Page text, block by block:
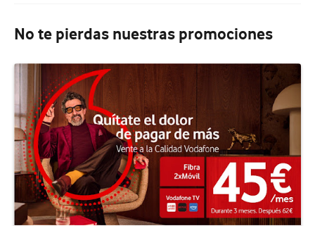
No te pierdas nuestras promociones